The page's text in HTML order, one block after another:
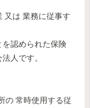
又は 業務に従事す
認められた保険
人です。
の 常時使用する従